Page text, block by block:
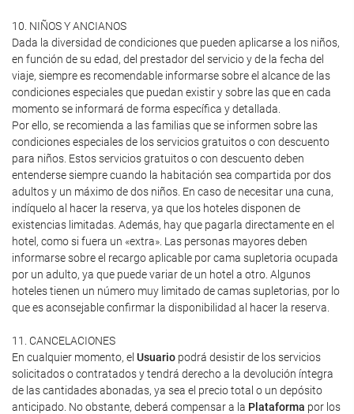
10. NIÑOS Y ANCIANOS
Dada la diversidad de condiciones que pueden aplicarse a los niños,
en función de su edad, del prestador del servicio y de la fecha del
viaje, siempre es recomendable informarse sobre el alcance de las
condiciones especiales que puedan existir y sobre las que en cada
momento se informará de forma específica y detallada.
Por ello, se recomienda a las familias que se informen sobre las
condiciones especiales de los servicios gratuitos o con descuento
para niños. Estos servicios gratuitos o con descuento deben
entenderse siempre cuando la habitación sea compartida por dos
adultos y un máximo de dos niños. En caso de necesitar una cuna,
indíquelo al hacer la reserva, ya que los hoteles disponen de
existencias limitadas. Además, hay que pagarla directamente en el
hotel, como si fuera un «extra». Las personas mayores deben
informarse sobre el recargo aplicable por cama supletoria ocupada
por un adulto, ya que puede variar de un hotel a otro. Algunos
hoteles tienen un número muy limitado de camas supletorias, por lo
que es aconsejable confirmar la disponibilidad al hacer la reserva.
11. CANCELACIONES
En cualquier momento, el Usuario podrá desistir de los servicios
solicitados o contratados y tendrá derecho a la devolución íntegra
de las cantidades abonadas, ya sea el precio total o un depósito
anticipado. No obstante, deberá compensar a la Plataforma por los